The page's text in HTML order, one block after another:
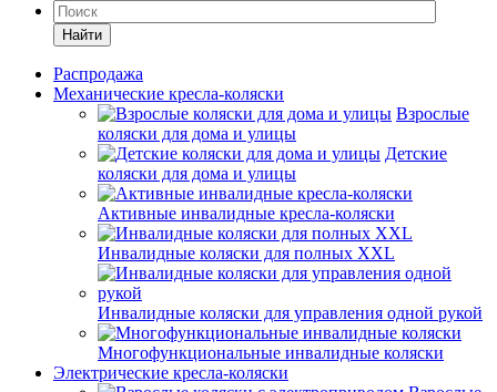
Найти
Распродажа
Механические кресла-коляски
Взрослые
коляски для дома и улицы
Детские
коляски для дома и улицы
Активные инвалидные кресла-коляски
Инвалидные коляски для полных XXL
Инвалидные коляски для управления одной рукой
Многофункциональные инвалидные коляски
Электрические кресла-коляски